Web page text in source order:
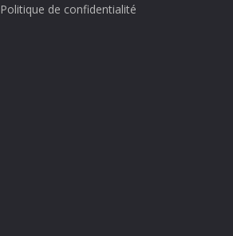
Politique de confidentialité